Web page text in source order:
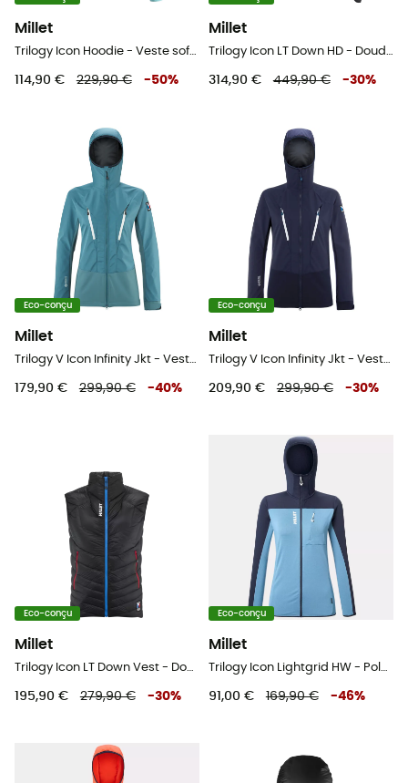
Millet
114,90 € 229,90 € -50%
Millet
314,90 € 449,90 € -30%
Eco-conçu
Millet
179,90 € 299,90 € -40%
Eco-conçu
Millet
209,90 € 299,90 € -30%
Eco-conçu
Millet
195,90 € 279,90 € -30%
Eco-conçu
Millet
91,00 € 169,90 € -46%